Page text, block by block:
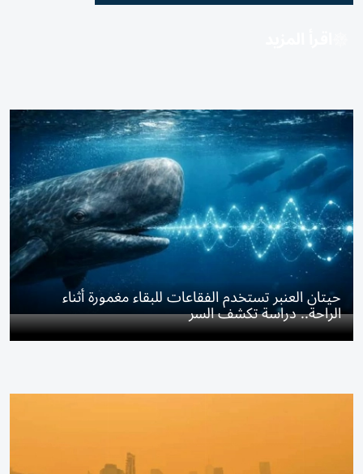
حيتان العنبر تستخدم الفقاعات للبقاء مغمورة أثناء
الراحة.. دراسة تكشف السر